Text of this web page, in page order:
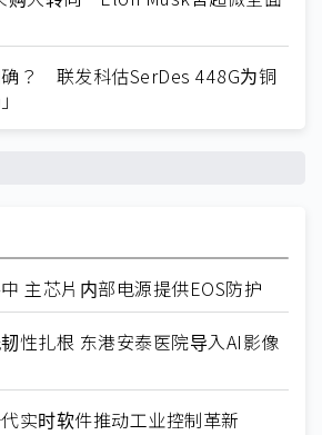
？ 联发科估SerDes 448G为铜
主芯片内部电源提供EOS防护
性扎根 东港安泰医院导入AI影像
实时软件推动工业控制革新